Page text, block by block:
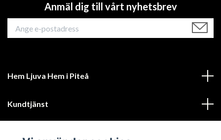
Anmäl dig till vårt nyhetsbrev
Hem Ljuva Hem i Piteå
Kundtjänst